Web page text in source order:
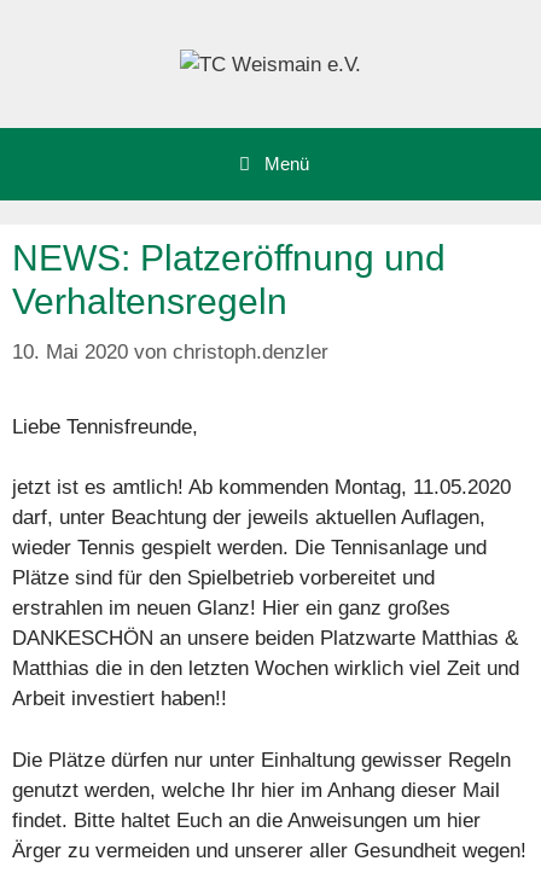
Menü
NEWS: Platzeröffnung und
Verhaltensregeln
10. Mai 2020 von christoph.denzler
Liebe Tennisfreunde,
jetzt ist es amtlich! Ab kommenden Montag, 11.05.2020
darf, unter Beachtung der jeweils aktuellen Auflagen,
wieder Tennis gespielt werden. Die Tennisanlage und
Plätze sind für den Spielbetrieb vorbereitet und
erstrahlen im neuen Glanz! Hier ein ganz großes
DANKESCHÖN an unsere beiden Platzwarte Matthias &
Matthias die in den letzten Wochen wirklich viel Zeit und
Arbeit investiert haben!!
Die Plätze dürfen nur unter Einhaltung gewisser Regeln
genutzt werden, welche Ihr hier im Anhang dieser Mail
findet. Bitte haltet Euch an die Anweisungen um hier
Ärger zu vermeiden und unserer aller Gesundheit wegen!